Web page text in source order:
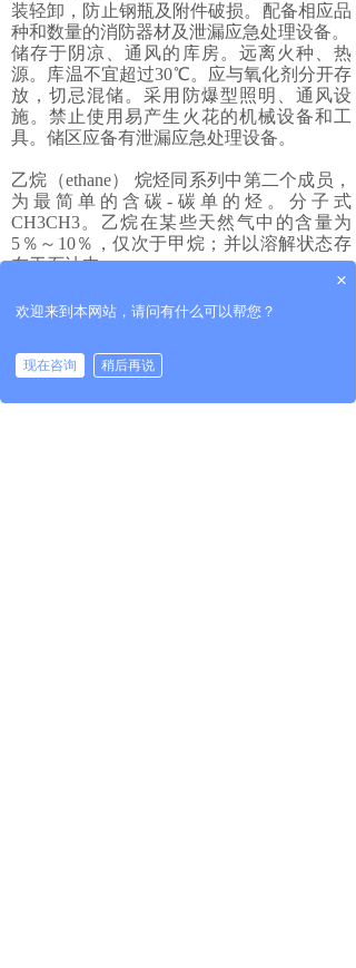
装轻卸，防止钢瓶及附件破损。配备相应品
种和数量的消防器材及泄漏应急处理设备。
储存于阴凉、通风的库房。远离火种、热
源。库温不宜超过30℃。应与氧化剂分开存
放，切忌混储。采用防爆型照明、通风设
施。禁止使用易产生火花的机械设备和工
具。储区应备有泄漏应急处理设备。
乙烷（ethane） 烷烃同系列中第二个成员，
为最简单的含碳-碳单的烃。分子式
CH3CH3。乙烷在某些天然气中的含量为
5％～10％，仅次于甲烷；并以溶解状态存
在于石油中。
上一个： 甲烷
下一个： 丙烷
×
欢迎来到本网站，请问有什么可以帮您？
现在咨询 稍后再说